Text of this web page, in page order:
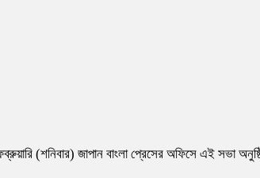
(শনিবার) জাপান বাংলা প্রেসের অফিসে এই সভা